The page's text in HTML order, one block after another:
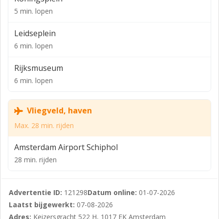
hoge plafonds, grote raampartijen en karakteristieke
details die zorgen voor een professionele en
inspirerende werkomgeving.
Dankzij de flexibele indelingsmogelijkheden is het pand
bureaus tot zakelijke dienstverleners.
De ligging is uitstekend: midden in het centrum, met
een breed aanbod aan horeca, winkels en culturele
voorzieningen op loopafstand. Bovendien is de
bereikbaarheid optimaal, zowel met het openbaar
vervoer als per fiets of auto.
- Representatief kantoorpand op toplocatie
- Karakteristieke uitstraling met moderne faciliteiten
5 min. lopen
Leidseplein
6 min. lopen
Rijksmuseum
6 min. lopen
Vliegveld, haven
Max. 28 min. rijden
Amsterdam Airport Schiphol
28 min. rijden
Advertentie ID: 121298Datum online: 01-07-2026
Laatst bijgewerkt: 07-08-2026
Adres: Keizersgracht 522 H, 1017 EK Amsterdam